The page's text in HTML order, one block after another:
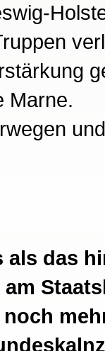
Marne.
als das